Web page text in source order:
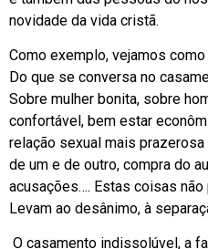
novidade da vida cristã.
Como exemplo, vejamos
Do que se conversa no
Sobre mulher bonita, sobre
confortável, bem estar
relação sexual mais
de um e de outro, compra do
acusações…. Estas coisas
Levam ao desânimo, à
O casamento indissolúvel, a